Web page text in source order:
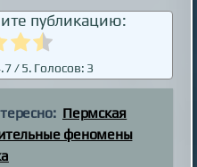
публикацию:
/ 5. Голосов: 3
Пермская
феномены